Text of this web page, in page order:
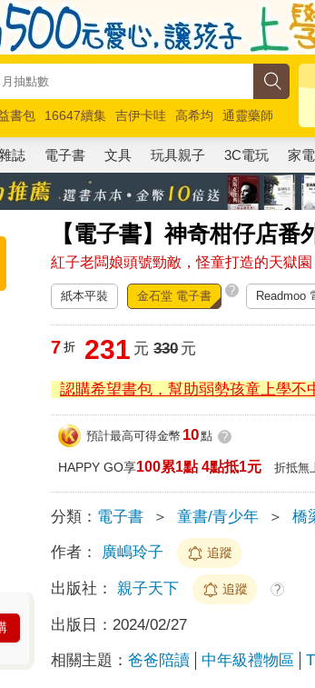
書包 16647續集 吉伊卡哇 高希均
通靈藥師
克 玩具總動員5 超慢跑
誌 電子書 文具 玩具親子 3C電玩 家電
【電子書】神奇柑仔店
紅子老闆娘頭號勁敵，怪童打造的天獄
紙本平裝 金石堂 電子書 ? Readmoo
7 折 231 元 330元
認購希望書包，幫助弱勢孩童上學不
預計最高可得金幣 10點 ?
HAPPY GO享100累1點 4點抵1元 折抵無
分類： 電子書 ＞ 童書/青少年 ＞ 橋
作者： 廣嶋玲子 追蹤
出版社： 親子天下 追蹤 ?
出版日： 2024/02/27
相關主題：爸爸陪讀 中年級禮物區